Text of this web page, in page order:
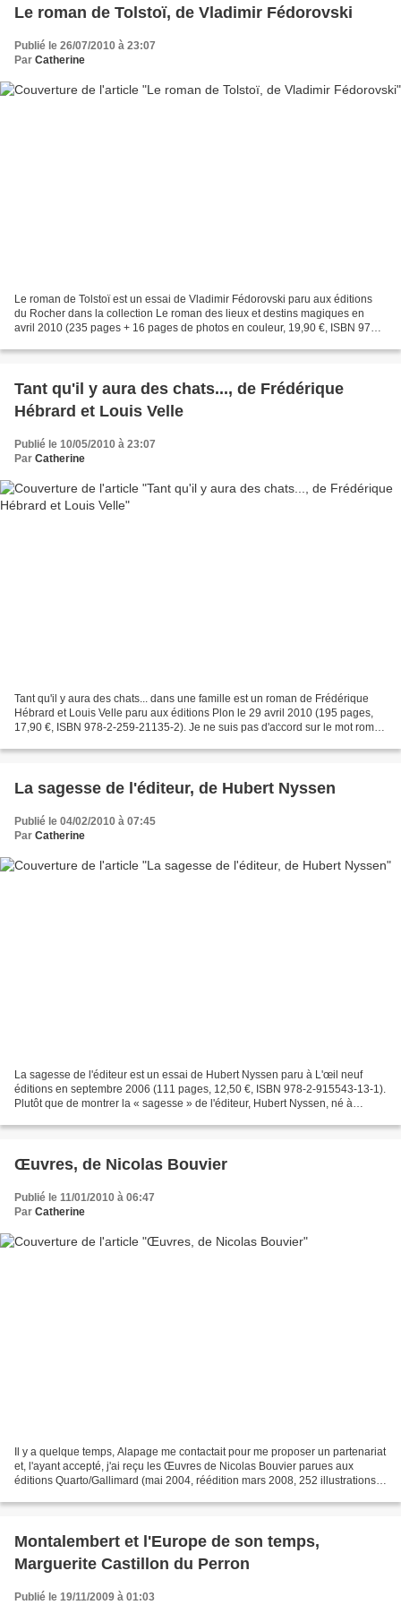
Le roman de Tolstoï, de Vladimir Fédorovski
Publié le 26/07/2010 à 23:07
Par Catherine
Le roman de Tolstoï est un essai de Vladimir Fédorovski paru aux éditions
du Rocher dans la collection Le roman des lieux et destins magiques en
avril 2010 (235 pages + 16 pages de photos en couleur, 19,90 €, ISBN 978-
Tant qu'il y aura des chats..., de Frédérique
Hébrard et Louis Velle
Publié le 10/05/2010 à 23:07
Par Catherine
Tant qu'il y aura des chats... dans une famille est un roman de Frédérique
Hébrard et Louis Velle paru aux éditions Plon le 29 avril 2010 (195 pages,
17,90 €, ISBN 978-2-259-21135-2). Je ne suis pas d'accord sur le mot roman
La sagesse de l'éditeur, de Hubert Nyssen
Publié le 04/02/2010 à 07:45
Par Catherine
La sagesse de l'éditeur est un essai de Hubert Nyssen paru à L'œil neuf
éditions en septembre 2006 (111 pages, 12,50 €, ISBN 978-2-915543-13-1).
Plutôt que de montrer la « sagesse » de l'éditeur, Hubert Nyssen, né à
Œuvres, de Nicolas Bouvier
Publié le 11/01/2010 à 06:47
Par Catherine
Il y a quelque temps, Alapage me contactait pour me proposer un partenariat
et, l'ayant accepté, j'ai reçu les Œuvres de Nicolas Bouvier parues aux
éditions Quarto/Gallimard (mai 2004, réédition mars 2008, 252 illustrations,
Montalembert et l'Europe de son temps,
Marguerite Castillon du Perron
Publié le 19/11/2009 à 01:03